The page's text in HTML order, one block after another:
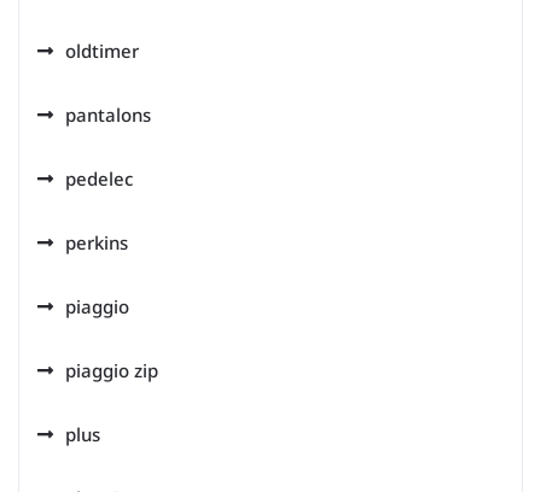
oldtimer
pantalons
pedelec
perkins
piaggio
piaggio zip
plus